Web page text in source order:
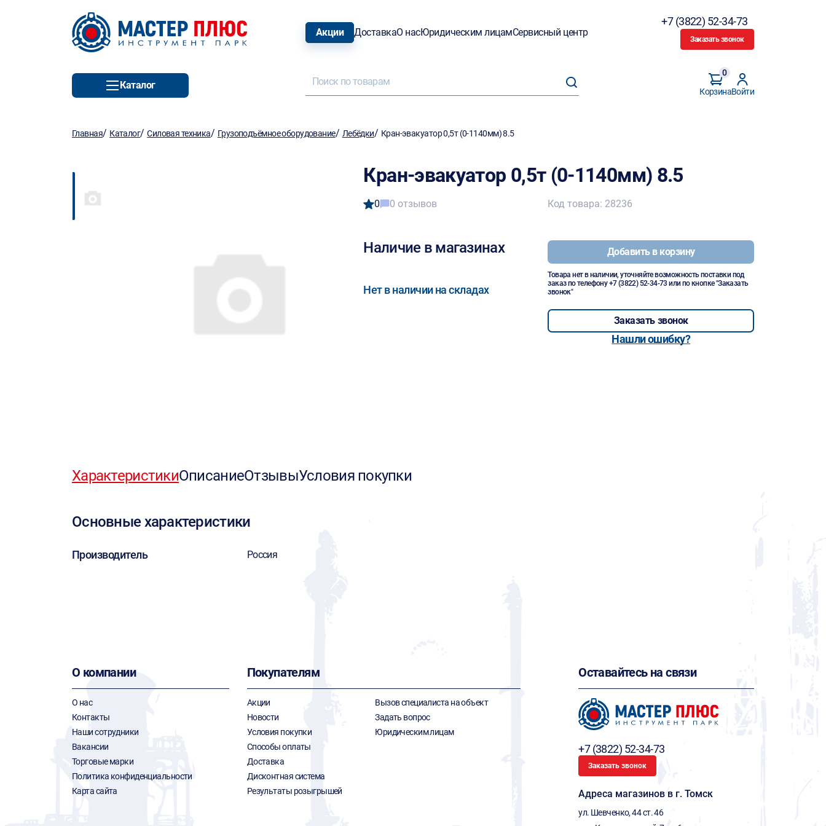
Акции ДоставкаО насЮридическим лицамСервисный центр
+7 (3822) 52-34-73
Заказать звонок
Каталог
Корзина
0
Войти
Главная/ Каталог/Силовая техника/ Грузоподъёмное оборудование/ Лебёдки/ Кран-эвакуатор 0,5т (0-1140мм) 8.5
Кран-эвакуатор 0,5т (0-1140мм) 8.5
0 0 отзывов
Наличие в магазинах
Нет в наличии на складах
Код товара: 28236
Добавить в корзину
Товара нет в наличии, уточняйте возможность поставки под
заказ по телефону+7 (3822) 52-34-73 или по кнопке "Заказать
звонок"
Заказать звонок
Нашли ошибку?
ХарактеристикиОписаниеОтзывыУсловия покупки
Основные характеристики
Производитель Россия
О компании
О нас
Контакты
Наши сотрудники
Вакансии
Торговые марки
Политика конфиденциальности
Карта сайта
Покупателям
Акции
Новости
Условия покупки
Способы оплаты
Доставка
Дисконтная система
Результаты розыгрышей
Вызов специалиста на объект
Задать вопрос
Юридическим лицам
Оставайтесь на связи
+7 (3822) 52-34-73
Заказать звонок
Адреса магазинов в г. Томск
ул. Шевченко, 44 ст. 46